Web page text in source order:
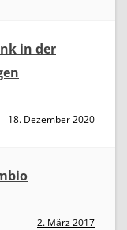
in der
18. Dezember 2020
2. März 2017